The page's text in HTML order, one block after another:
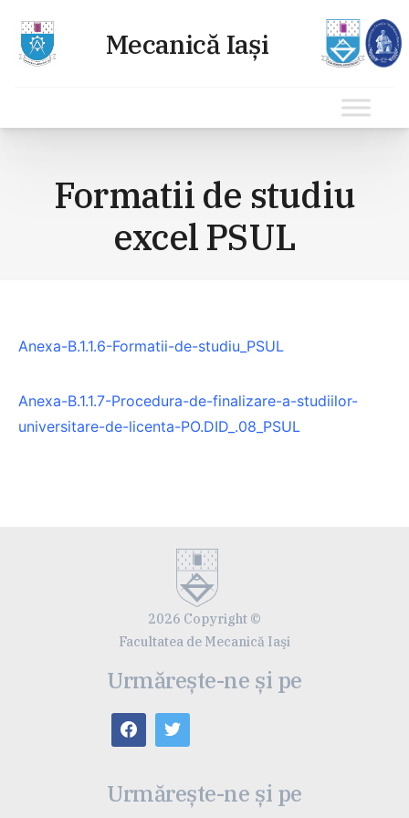
Formatii de studiu
excel PSUL
Anexa-B.1.1.6-Formatii-de-studiu_PSUL
Anexa-B.1.1.7-Procedura-de-finalizare-a-studiilor-
universitare-de-licenta-PO.DID_.08_PSUL
2026 Copyright ©
Facultatea de Mecanică Iaşi
Urmărește-ne și pe
Urmărește-ne și pe